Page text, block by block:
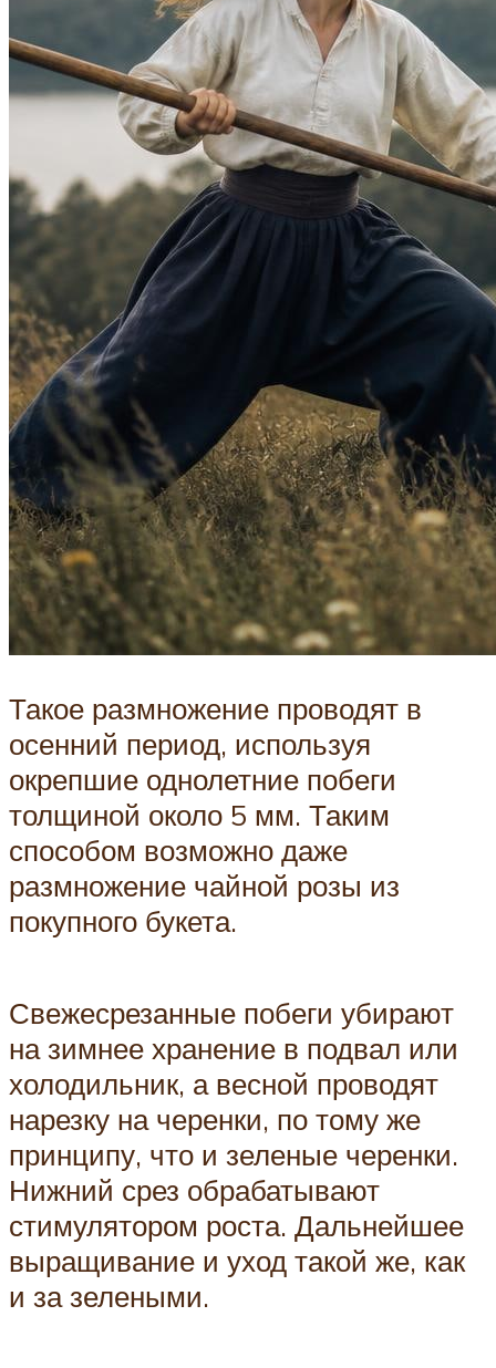
Такое размножение проводят в
осенний период, используя
окрепшие однолетние побеги
толщиной около 5 мм. Таким
способом возможно даже
размножение чайной розы из
покупного букета.
Свежесрезанные побеги убирают
на зимнее хранение в подвал или
холодильник, а весной проводят
нарезку на черенки, по тому же
принципу, что и зеленые черенки.
Нижний срез обрабатывают
стимулятором роста. Дальнейшее
выращивание и уход такой же, как
и за зелеными.